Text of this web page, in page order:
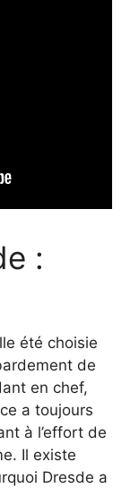
:
été choisie
de
en chef,
a toujours
à l’effort de
Il existe
Dresde a